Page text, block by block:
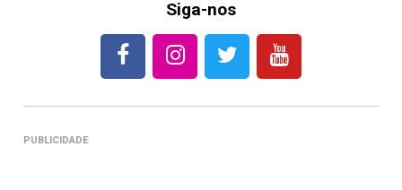
Siga-nos
PUBLICIDADE